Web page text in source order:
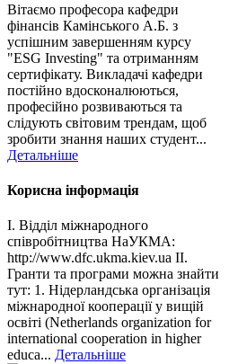
Вітаємо професора кафедри
фінансів Камінського А.Б. з
успішним завершенням курсу
"ESG Investing" та отриманням
сертифікату. Викладачі кафедри
постійно вдосконалюються,
професійно розвиваються та
слідують світовим трендам, щоб
зробити знання наших студент...
Детальніше
Корисна інформація
І. Відділ міжнародного
співробітництва НаУКМА:
http://www.dfc.ukma.kiev.ua ІІ.
Гранти та програми можна знайти
тут: 1. Нідерландська організація
міжнародної кооперації у вищій
освіті (Netherlands organization for
international cooperation in higher
educa... Детальніше